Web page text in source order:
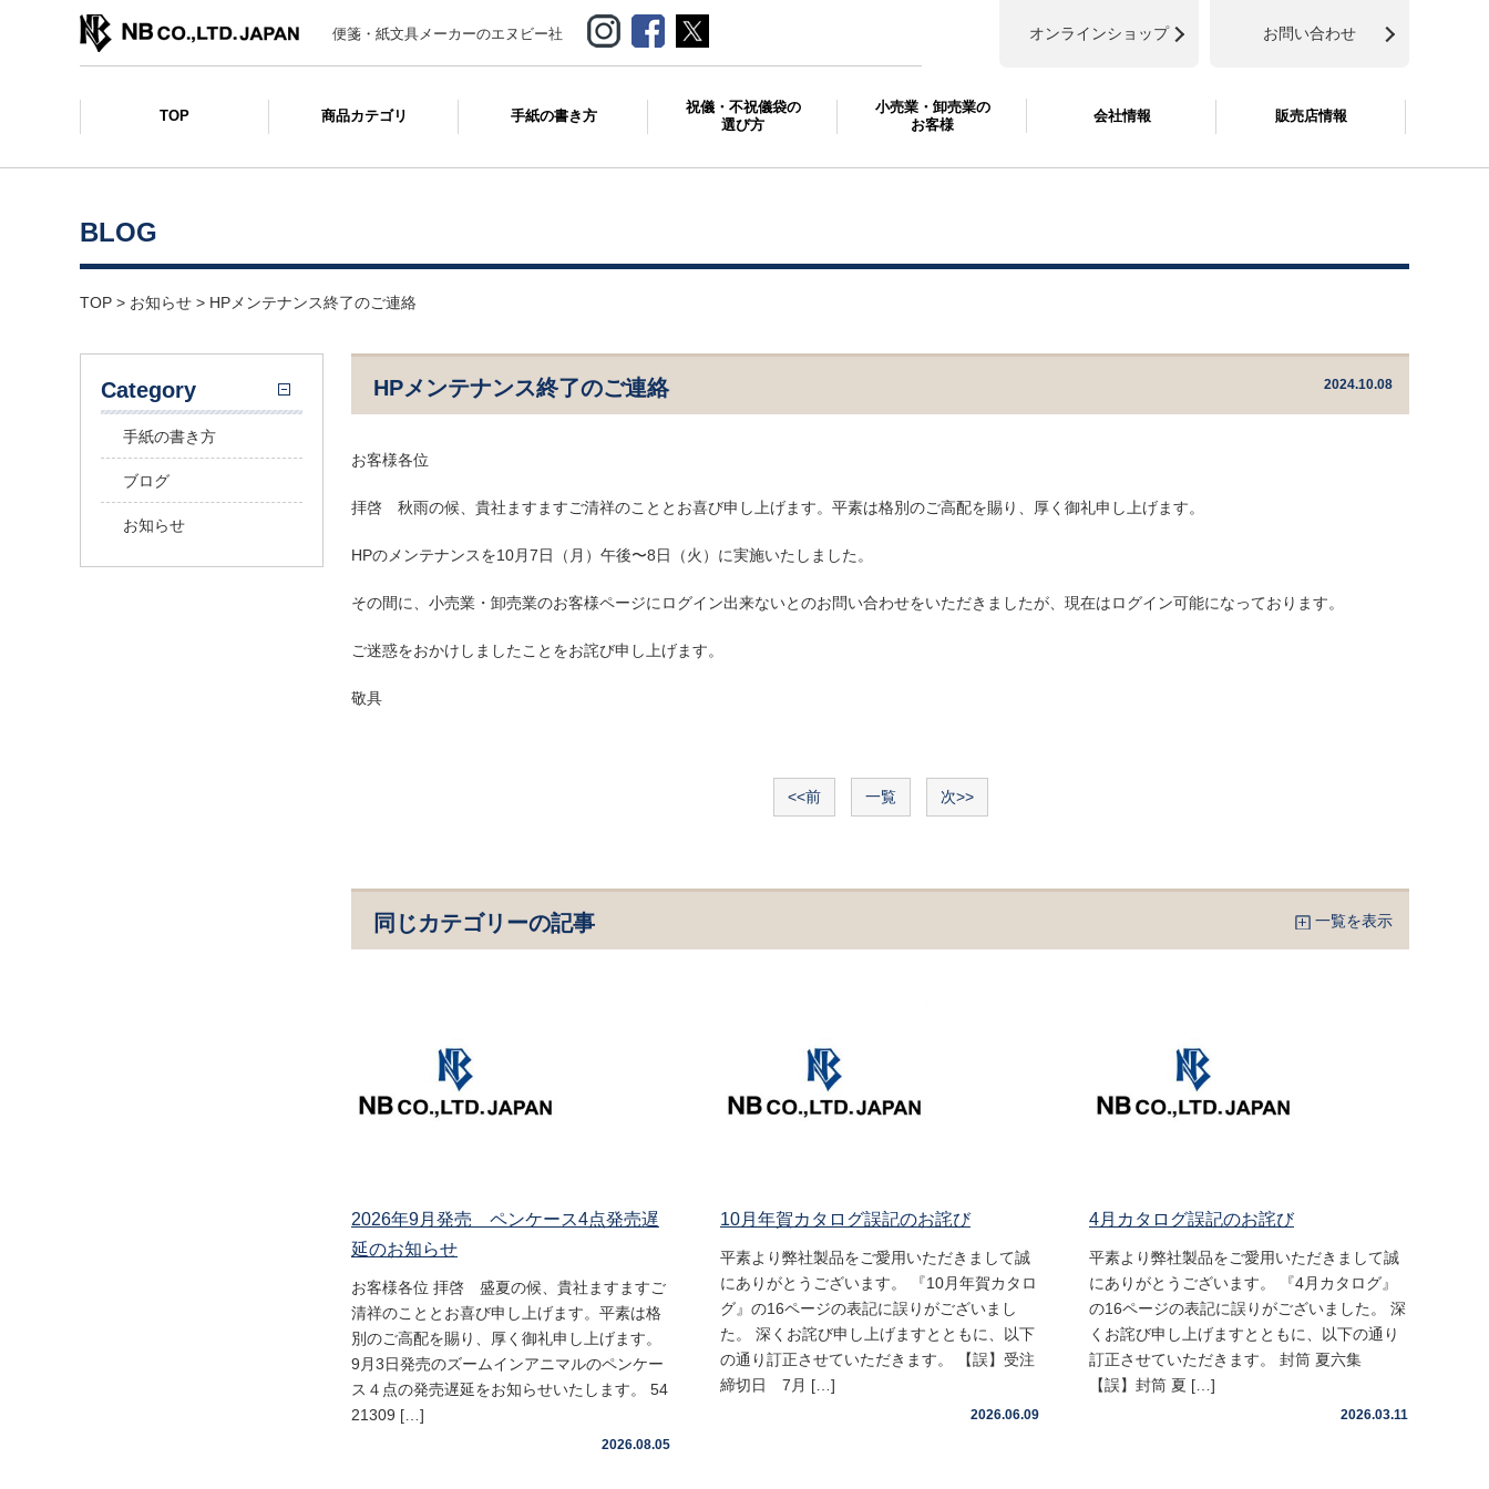
便箋・紙文具メーカーのエヌビー社 お問い合わせ
オンラインショップ
TOP 商品カテゴリ 手紙の書き方
祝儀・不祝儀袋の
選び方
小売業・卸売業の
お客様
会社情報 販売店情報
BLOG
TOP > お知らせ > HPメンテナンス終了のご連絡
HPメンテナンス終了のご連絡 2024.10.08
お客様各位
拝啓 秋雨の候、貴社ますますご清祥のこととお喜び申し上げます。平素は格別のご高配を賜り、厚く御礼申し上げます。
HPのメンテナンスを10月7日（月）午後〜8日（火）に実施いたしました。
その間に、小売業・卸売業のお客様ページにログイン出来ないとのお問い合わせをいただきましたが、現在はログイン可能になっております。
ご迷惑をおかけしましたことをお詫び申し上げます。
敬具
<<前 一覧 次>>
同じカテゴリーの記事 一覧を表示
2026年9月発売 ペンケース4点発売遅
延のお知らせ
お客様各位 拝啓 盛夏の候、貴社ますますご
清祥のこととお喜び申し上げます。平素は格
別のご高配を賜り、厚く御礼申し上げます。
9月3日発売のズームインアニマルのペンケー
ス４点の発売遅延をお知らせいたします。 54
21309 […]
2026.08.05
10月年賀カタログ誤記のお詫び
平素より弊社製品をご愛用いただきまして誠
にありがとうございます。 『10月年賀カタロ
グ』の16ページの表記に誤りがございまし
た。 深くお詫び申し上げますとともに、以下
の通り訂正させていただきます。 【誤】受注
締切日 7月 […]
2026.06.09
4月カタログ誤記のお詫び
平素より弊社製品をご愛用いただきまして誠
にありがとうございます。 『4月カタログ』
の16ページの表記に誤りがございました。 深
くお詫び申し上げますとともに、以下の通り
訂正させていただきます。 封筒 夏六集
【誤】封筒 夏 […]
2026.03.11
Category
手紙の書き方
ブログ
お知らせ